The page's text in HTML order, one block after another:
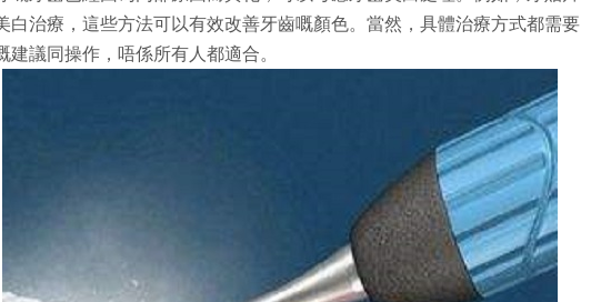
白治療，這些方法可以有效改善牙齒嘅顏色。當然，具體治療方式都需要
建議同操作，唔係所有人都適合。